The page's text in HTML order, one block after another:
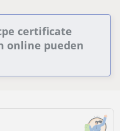
certificate
online pueden